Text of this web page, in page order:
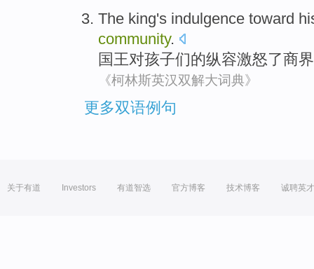
The king's indulgence toward
community.
国王对孩子们的纵容激怒了商
《柯林斯英汉双解大词典》
更多双语例句
关于有道 Investors 有道智选 官方博客 技术博客 诚聘英才